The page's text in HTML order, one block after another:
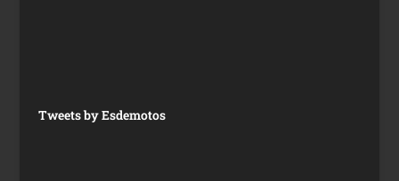
Tweets by Esdemotos